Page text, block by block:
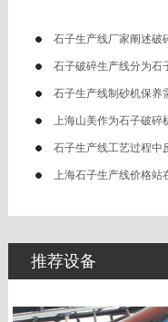
石子生产线厂家阐述破
石子破碎生产线分为石
石子生产线制砂机保养
上海山美作为石子破碎
石子生产线工艺过程中
上海石子生产线价格站
推荐设备